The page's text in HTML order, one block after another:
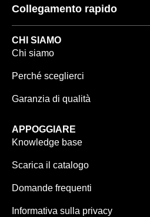
Collegamento rapido
CHI SIAMO
Chi siamo
Perché sceglierci
Garanzia di qualità
APPOGGIARE
Knowledge base
Scarica il catalogo
Domande frequenti
Informativa sulla privacy